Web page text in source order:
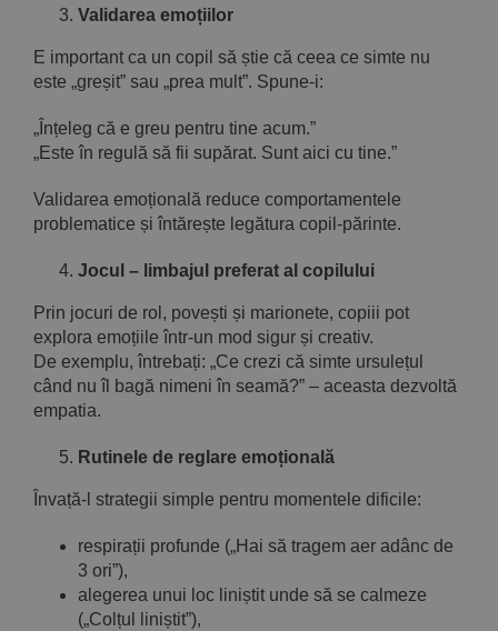
Validarea emoțiilor
E important ca un copil să știe că ceea ce simte nu
este „greșit” sau „prea mult”. Spune-i:
„Înțeleg că e greu pentru tine acum.”
„Este în regulă să fii supărat. Sunt aici cu tine.”
Validarea emoțională reduce comportamentele
problematice și întărește legătura copil-părinte.
Jocul – limbajul preferat al copilului
Prin jocuri de rol, povești și marionete, copiii pot
explora emoțiile într-un mod sigur și creativ.
De exemplu, întrebați: „Ce crezi că simte ursulețul
când nu îl bagă nimeni în seamă?” – aceasta dezvoltă
empatia.
Rutinele de reglare emoțională
Învață-l strategii simple pentru momentele dificile:
respirații profunde („Hai să tragem aer adânc de
3 ori”),
alegerea unui loc liniștit unde să se calmeze
(„Colțul liniștit”),